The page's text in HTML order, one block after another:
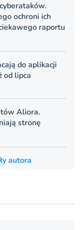
ochroni ich
raportu
do aplikacji
od lipca
Aliora.
stronę
autora